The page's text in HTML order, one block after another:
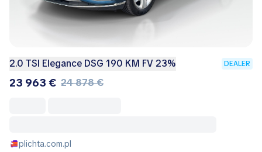
2.0 TSI Elegance DSG 190 KM FV 23% DEALER
23 963 € 24 878 €
plichta.com.pl